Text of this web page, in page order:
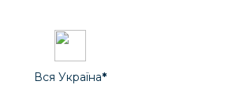
Вся Україна*